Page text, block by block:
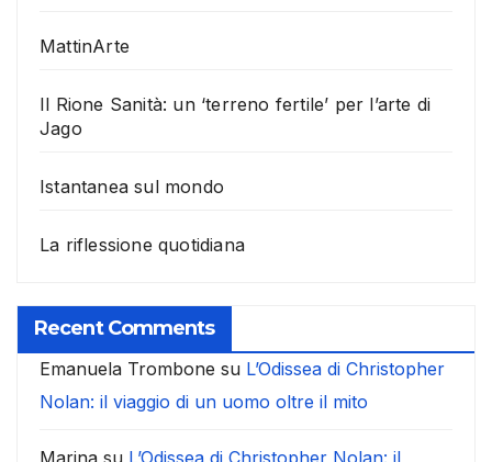
MattinArte
Il Rione Sanità: un ‘terreno fertile’ per l’arte di
Jago
Istantanea sul mondo
La riflessione quotidiana
Recent Comments
Emanuela Trombone su L’Odissea di Christopher
Nolan: il viaggio di un uomo oltre il mito
Marina su L’Odissea di Christopher Nolan: il